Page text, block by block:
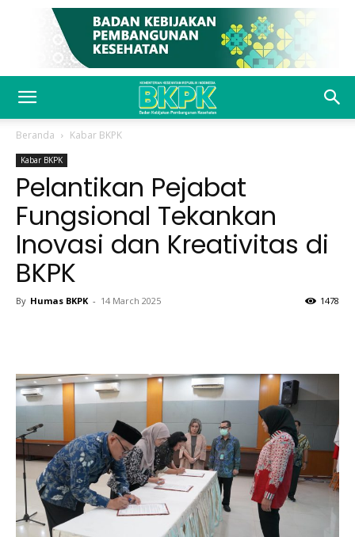
Beranda Kabar BKPK
Kabar BKPK
Pelantikan Pejabat
Fungsional Tekankan
Inovasi dan Kreativitas di
BKPK
By Humas BKPK - 14 March 2025 1478